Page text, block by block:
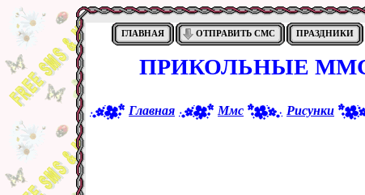
ГЛАВНАЯ ОТПРАВИТЬ СМС ПРАЗДНИКИ
ПРИКОЛЬНЫЕ
Главная Ммс Рисунки